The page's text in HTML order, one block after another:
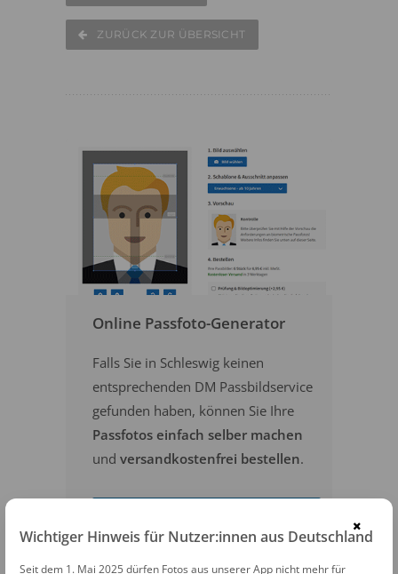
ZURÜCK ZUR ÜBERSICHT
Online Passfoto-Generator
Falls Sie in Schleswig keinen
entsprechenden DM Passbildservice
gefunden haben, können Sie Ihre
Passfotos einfach selber machen
und versandkostenfrei bestellen.
×
Wichtiger Hinweis für Nutzer:innen aus Deutschland
Seit dem 1. Mai 2025 dürfen Fotos aus unserer App nicht mehr für